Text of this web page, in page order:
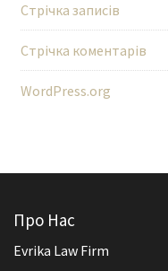
Стрічка записів
Стрічка коментарів
WordPress.org
Про Нас
Evrika Law Firm